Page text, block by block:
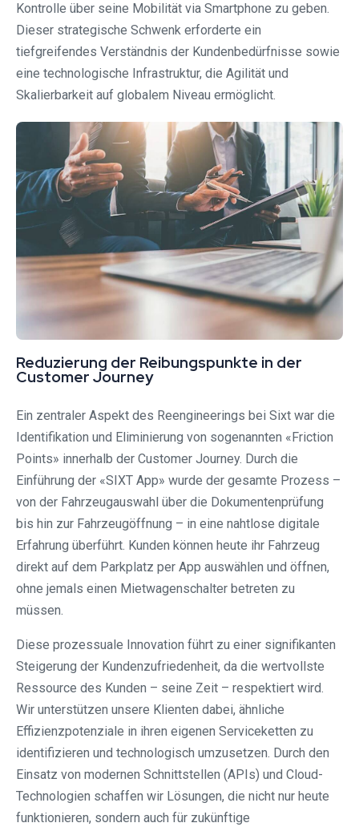
Kontrolle über seine Mobilität via Smartphone zu geben.
Dieser strategische Schwenk erforderte ein
tiefgreifendes Verständnis der Kundenbedürfnisse sowie
eine technologische Infrastruktur, die Agilität und
Skalierbarkeit auf globalem Niveau ermöglicht.
Reduzierung der Reibungspunkte in der
Customer Journey
Ein zentraler Aspekt des Reengineerings bei Sixt war die
Identifikation und Eliminierung von sogenannten «Friction
Points» innerhalb der Customer Journey. Durch die
Einführung der «SIXT App» wurde der gesamte Prozess –
von der Fahrzeugauswahl über die Dokumentenprüfung
bis hin zur Fahrzeugöffnung – in eine nahtlose digitale
Erfahrung überführt. Kunden können heute ihr Fahrzeug
direkt auf dem Parkplatz per App auswählen und öffnen,
ohne jemals einen Mietwagenschalter betreten zu
müssen.
Diese prozessuale Innovation führt zu einer signifikanten
Steigerung der Kundenzufriedenheit, da die wertvollste
Ressource des Kunden – seine Zeit – respektiert wird.
Wir unterstützen unsere Klienten dabei, ähnliche
Effizienzpotenziale in ihren eigenen Serviceketten zu
identifizieren und technologisch umzusetzen. Durch den
Einsatz von modernen Schnittstellen (APIs) und Cloud-
Technologien schaffen wir Lösungen, die nicht nur heute
funktionieren, sondern auch für zukünftige